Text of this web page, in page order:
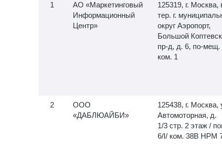
АО «Маркетинговый
Информационный
Центр»
125319, г. Москва,
тер. г.
округ Аэропорт,
Большой
пр-д, д. 6, по-мещ.
ком. 1
ООО
«ДАБЛЮАЙБИ»
125438, г. Москва,
Автомоторная, д.
1/3 стр. 2 этаж /
6/I/ ком. 38В НРМ